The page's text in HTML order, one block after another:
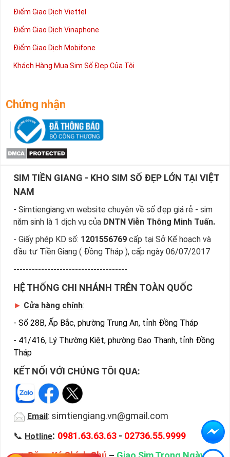
Điểm Giao Dịch Viettel
Điểm Giao Dịch Vinaphone
Điểm Giao Dịch Mobifone
Khách Hàng Mua Sim Số Đẹp Của Tôi
Chứng nhận
SIM TIỀN GIANG - KHO SIM SỐ ĐẸP LỚN TẠI VIỆT
NAM
- Simtiengiang.vn website chuyên về số đẹp giá rẻ - sim
năm sinh là 1 dịch vụ của DNTN Viễn Thông Minh Tuấn.
- Giấy phép KD số: 1201556769 cấp tại Sở Kế hoạch và
đầu tư Tiền Giang ( Đồng Tháp ), cấp ngày 06/07/2017
-------------------------------------
HỆ THỐNG CHI NHÁNH TRÊN TOÀN QUỐC
► Cửa hàng chính:
- Số 28B, Ấp Bắc, phường Trung An, tỉnh Đồng Tháp
- 41/416, Lý Thường Kiệt, phường Đạo Thạnh, tỉnh Đồng
Tháp
KẾT NỐI VỚI CHÚNG TÔI QUA:
Email: simtiengiang.vn@gmail.com
📞 Hotline: 0981.63.63.63 - 02736.55.9999